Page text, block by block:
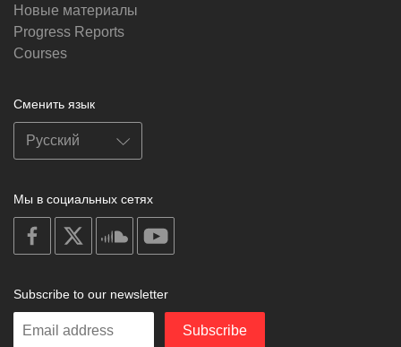
Новые материалы
Progress Reports
Courses
Сменить язык
Мы в социальных сетях
on
facebook
soundcloud
Subscribe to our newsletter
Enter
Subscribe